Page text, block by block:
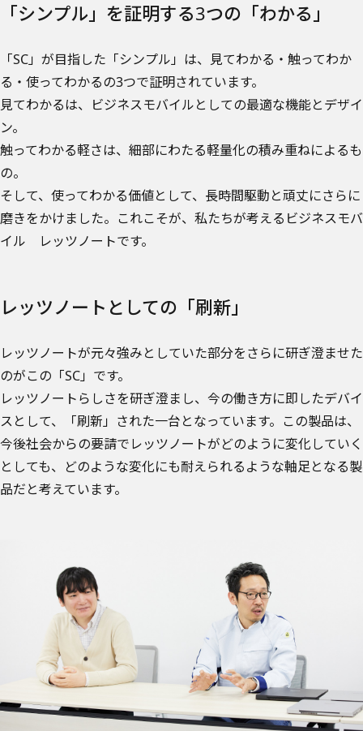
「シンプル」を証明する3つの「わかる」
「SC」が目指した「シンプル」は、見てわかる・触ってわか
る・使ってわかるの3つで証明されています。
見てわかるは、ビジネスモバイルとしての最適な機能とデザイ
ン。
触ってわかる軽さは、細部にわたる軽量化の積み重ねによるも
の。
そして、使ってわかる価値として、長時間駆動と頑丈にさらに
磨きをかけました。これこそが、私たちが考えるビジネスモバ
イル レッツノートです。
レッツノートとしての「刷新」
レッツノートが元々強みとしていた部分をさらに研ぎ澄ませた
のがこの「SC」です。
レッツノートらしさを研ぎ澄まし、今の働き方に即したデバイ
スとして、「刷新」された一台となっています。この製品は、
今後社会からの要請でレッツノートがどのように変化していく
としても、どのような変化にも耐えられるような軸足となる製
品だと考えています。